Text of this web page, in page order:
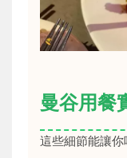
曼谷用餐
這些細節能讓你